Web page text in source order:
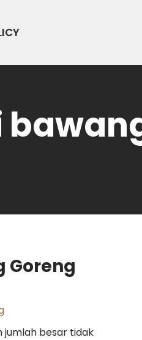
Goreng
jumlah besar tidak